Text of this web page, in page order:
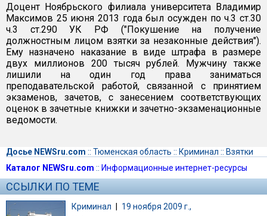
Доцент Ноябрьского филиала университета Владимир
Максимов 25 июня 2013 года был осужден по ч.3 ст.30
ч.3 ст.290 УК РФ ("Покушение на получение
должностным лицом взятки за незаконные действия").
Ему назначено наказание в виде штрафа в размере
двух миллионов 200 тысяч рублей. Мужчину также
лишили на один год права заниматься
преподавательской работой, связанной с принятием
экзаменов, зачетов, с занесением соответствующих
оценок в зачетные книжки и зачетно-экзаменационные
ведомости.
Досье NEWSru.com :: Тюменская область :: Криминал :: Взятки
Каталог NEWSru.com :: Информационные интернет-ресурсы
ССЫЛКИ ПО ТЕМЕ
Криминал | 19 ноября 2009 г.,